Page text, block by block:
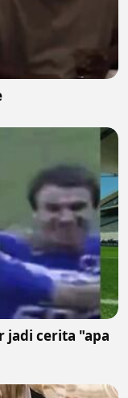
jadi cerita "apa